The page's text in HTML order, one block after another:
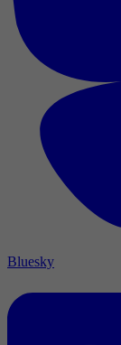
Bluesky